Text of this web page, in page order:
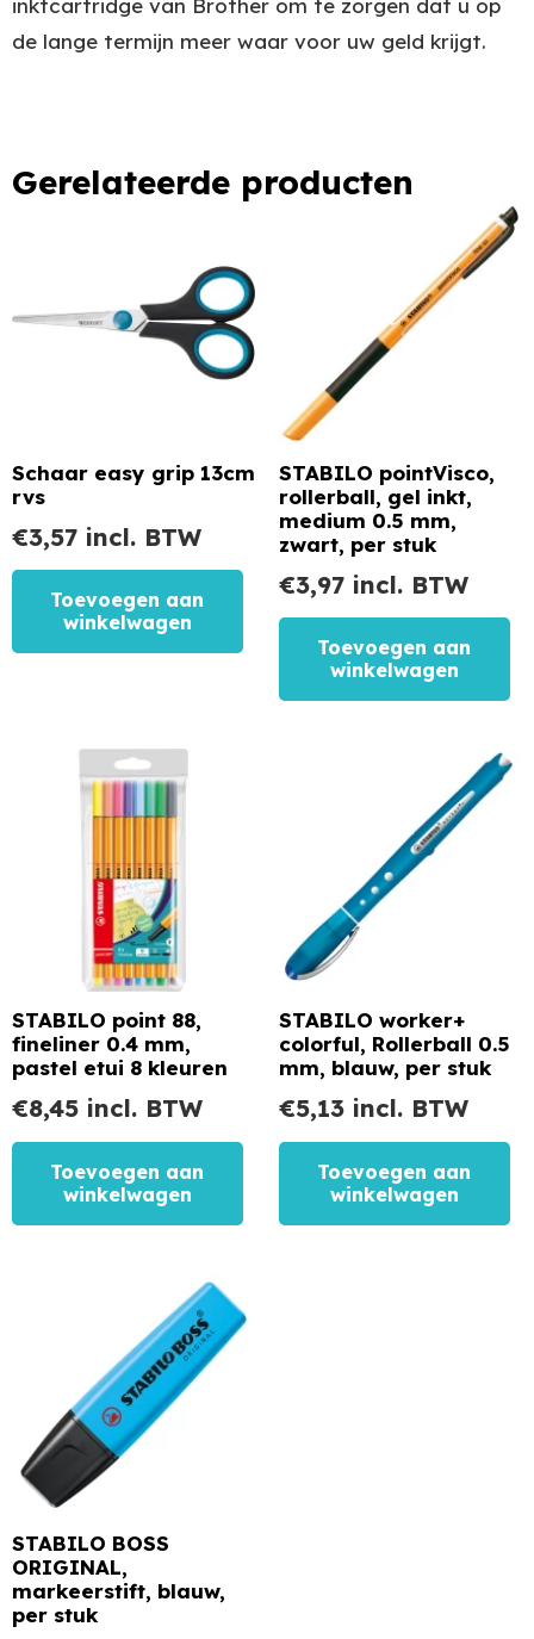
inktcartridge van Brother om te zorgen dat u op
de lange termijn meer waar voor uw geld krijgt.
Gerelateerde producten
Schaar easy grip 13cm
rvs
€3,57 incl. BTW
Toevoegen aan
winkelwagen
STABILO pointVisco,
rollerball, gel inkt,
medium 0.5 mm,
zwart, per stuk
€3,97 incl. BTW
Toevoegen aan
winkelwagen
STABILO point 88,
fineliner 0.4 mm,
pastel etui 8 kleuren
€8,45 incl. BTW
Toevoegen aan
winkelwagen
STABILO worker+
colorful, Rollerball 0.5
mm, blauw, per stuk
€5,13 incl. BTW
Toevoegen aan
winkelwagen
STABILO BOSS
ORIGINAL,
markeerstift, blauw,
per stuk